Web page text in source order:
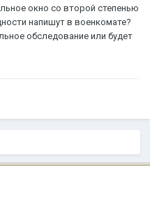
окно со второй степенью
напишут в военкомате?
обследование или будет